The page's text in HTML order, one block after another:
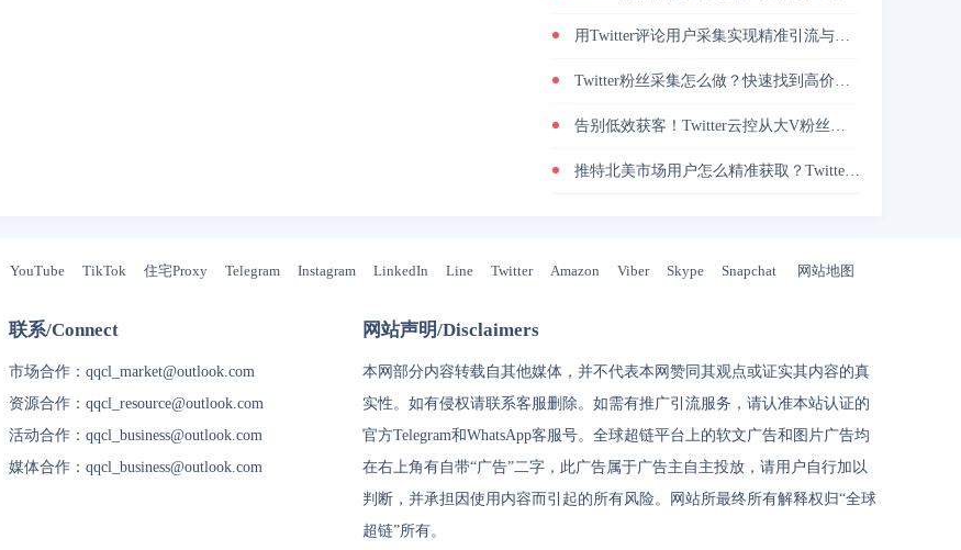
用Twitter评论用户采集实现精准引流与高转化的方法
Twitter粉丝采集怎么做？快速找到高价值用户
告别低效获客！Twitter云控从大V粉丝采集到私信自动转化的实操闭环
推特北美市场用户怎么精准获取？Twitter地区筛选实战技巧分享
YouTube TikTok 住宅Proxy Telegram Instagram LinkedIn Line Twitter Amazon Viber Skype Snapchat 网站地图
联系/Connect
市场合作： qqcl_market@outlook.com
资源合作： qqcl_resource@outlook.com
活动合作： qqcl_business@outlook.com
媒体合作： qqcl_business@outlook.com
网站声明/Disclaimers
本网部分内容转载自其他媒体，并不代表本网赞同其观点或证实其内容的真
实性。如有侵权请联系客服删除。如需有推广引流服务，请认准本站认证的
官方Telegram和WhatsApp客服号。 全球超链平台上的软文广告和图片广告均
在右上角有自带“广告”二字，此广告属于广告主自主投放，请用户自行加以
判断，并承担因使用内容而引起的所有风险。网站所最终所有解释权归“全球
超链”所有。